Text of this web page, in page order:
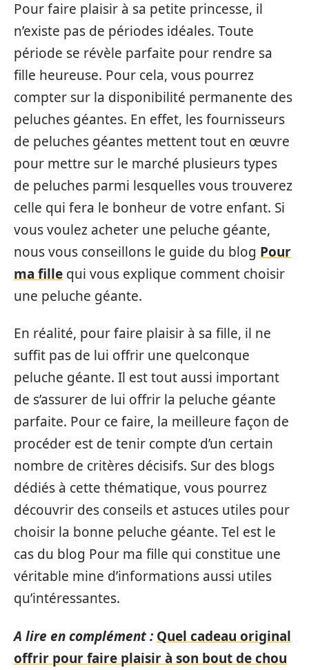
Pour faire plaisir à sa petite princesse, il
n’existe pas de périodes idéales. Toute
période se révèle parfaite pour rendre sa
fille heureuse. Pour cela, vous pourrez
compter sur la disponibilité permanente des
peluches géantes. En effet, les fournisseurs
de peluches géantes mettent tout en œuvre
pour mettre sur le marché plusieurs types
de peluches parmi lesquelles vous trouverez
celle qui fera le bonheur de votre enfant. Si
vous voulez acheter une peluche géante,
nous vous conseillons le guide du blog Pour
ma fille qui vous explique comment choisir
une peluche géante.
En réalité, pour faire plaisir à sa fille, il ne
suffit pas de lui offrir une quelconque
peluche géante. Il est tout aussi important
de s’assurer de lui offrir la peluche géante
parfaite. Pour ce faire, la meilleure façon de
procéder est de tenir compte d’un certain
nombre de critères décisifs. Sur des blogs
dédiés à cette thématique, vous pourrez
découvrir des conseils et astuces utiles pour
choisir la bonne peluche géante. Tel est le
cas du blog Pour ma fille qui constitue une
véritable mine d’informations aussi utiles
qu’intéressantes.
A lire en complément : Quel cadeau original
offrir pour faire plaisir à son bout de chou